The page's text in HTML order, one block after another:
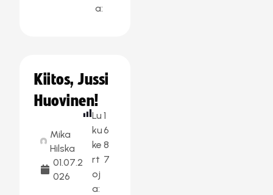
a:
Kiitos, Jussi
Huovinen!
Mika
Hilska
01.07.2
026
Lu
ku
ke
rt
oj
a:
1
6
8
7